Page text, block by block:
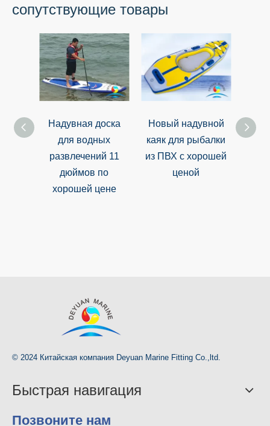
сопутствующие товары
Надувная доска
для водных
развлечений 11
дюймов по
хорошей цене
Новый надувной
каяк для рыбалки
из ПВХ с хорошей
ценой
© 2024 Китайская компания Deyuan Marine Fitting Co.,ltd.
Быстрая навигация
Позвоните нам